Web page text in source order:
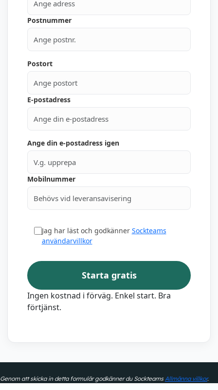
Postnummer
Postort
E-postadress
Ange din e-postadress igen
Mobilnummer
Jag har läst och godkänner Sockteams
användarvillkor
Starta gratis
Ingen kostnad i förväg. Enkel start. Bra
förtjänst.
Genom att skicka in detta formulär godkänner du Sockteams Allmänna villkor.